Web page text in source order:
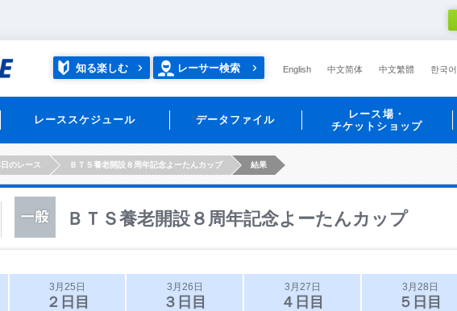
知る楽しむ レーサー検索 English 中文简体 中文繁體 한국어
レーススケジュール データファイル
レース場・
チケットショップ
のレース ＢＴＳ養老開設８周年記念よーたんカップ 結果
ＢＴＳ養老開設８周年記念よーたんカップ
3月25日
２日目
3月26日
３日目
3月27日
４日目
3月28日
５日目